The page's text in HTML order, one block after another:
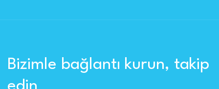
Bizimle bağlantı kurun, takip